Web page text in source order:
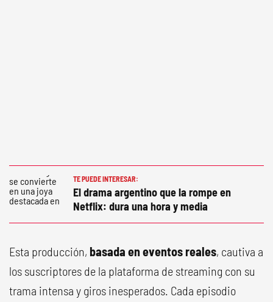
TE PUEDE INTERESAR:
El drama argentino que la rompe en
Netflix: dura una hora y media
Esta producción, basada en eventos reales, cautiva a
los suscriptores de la plataforma de streaming con su
trama intensa y giros inesperados. Cada episodio